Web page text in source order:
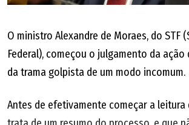
O ministro Alexandre de Moraes, do STF
Federal), começou o julgamento da
da trama golpista de um modo incomum.
Antes de efetivamente começar a